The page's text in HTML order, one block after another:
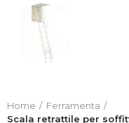
Home
Ferramenta
Scala retrattile per